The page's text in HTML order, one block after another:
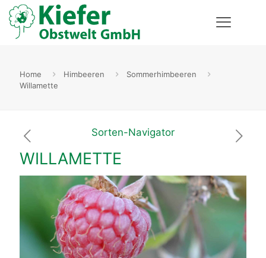
Home Himbeeren
Sommerhimbeeren
Willamette
Sorten-Navigator
WILLAMETTE